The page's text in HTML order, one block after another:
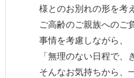
様とのお別れの形を考
ご高齢のご親族へのご
事情を考慮しながら、
「無理のない日程で、
そんなお気持ちから、